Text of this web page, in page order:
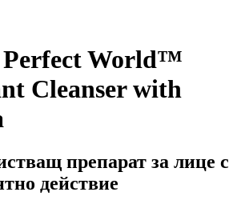
World™
Cleanser with
препарат за лице с
действие